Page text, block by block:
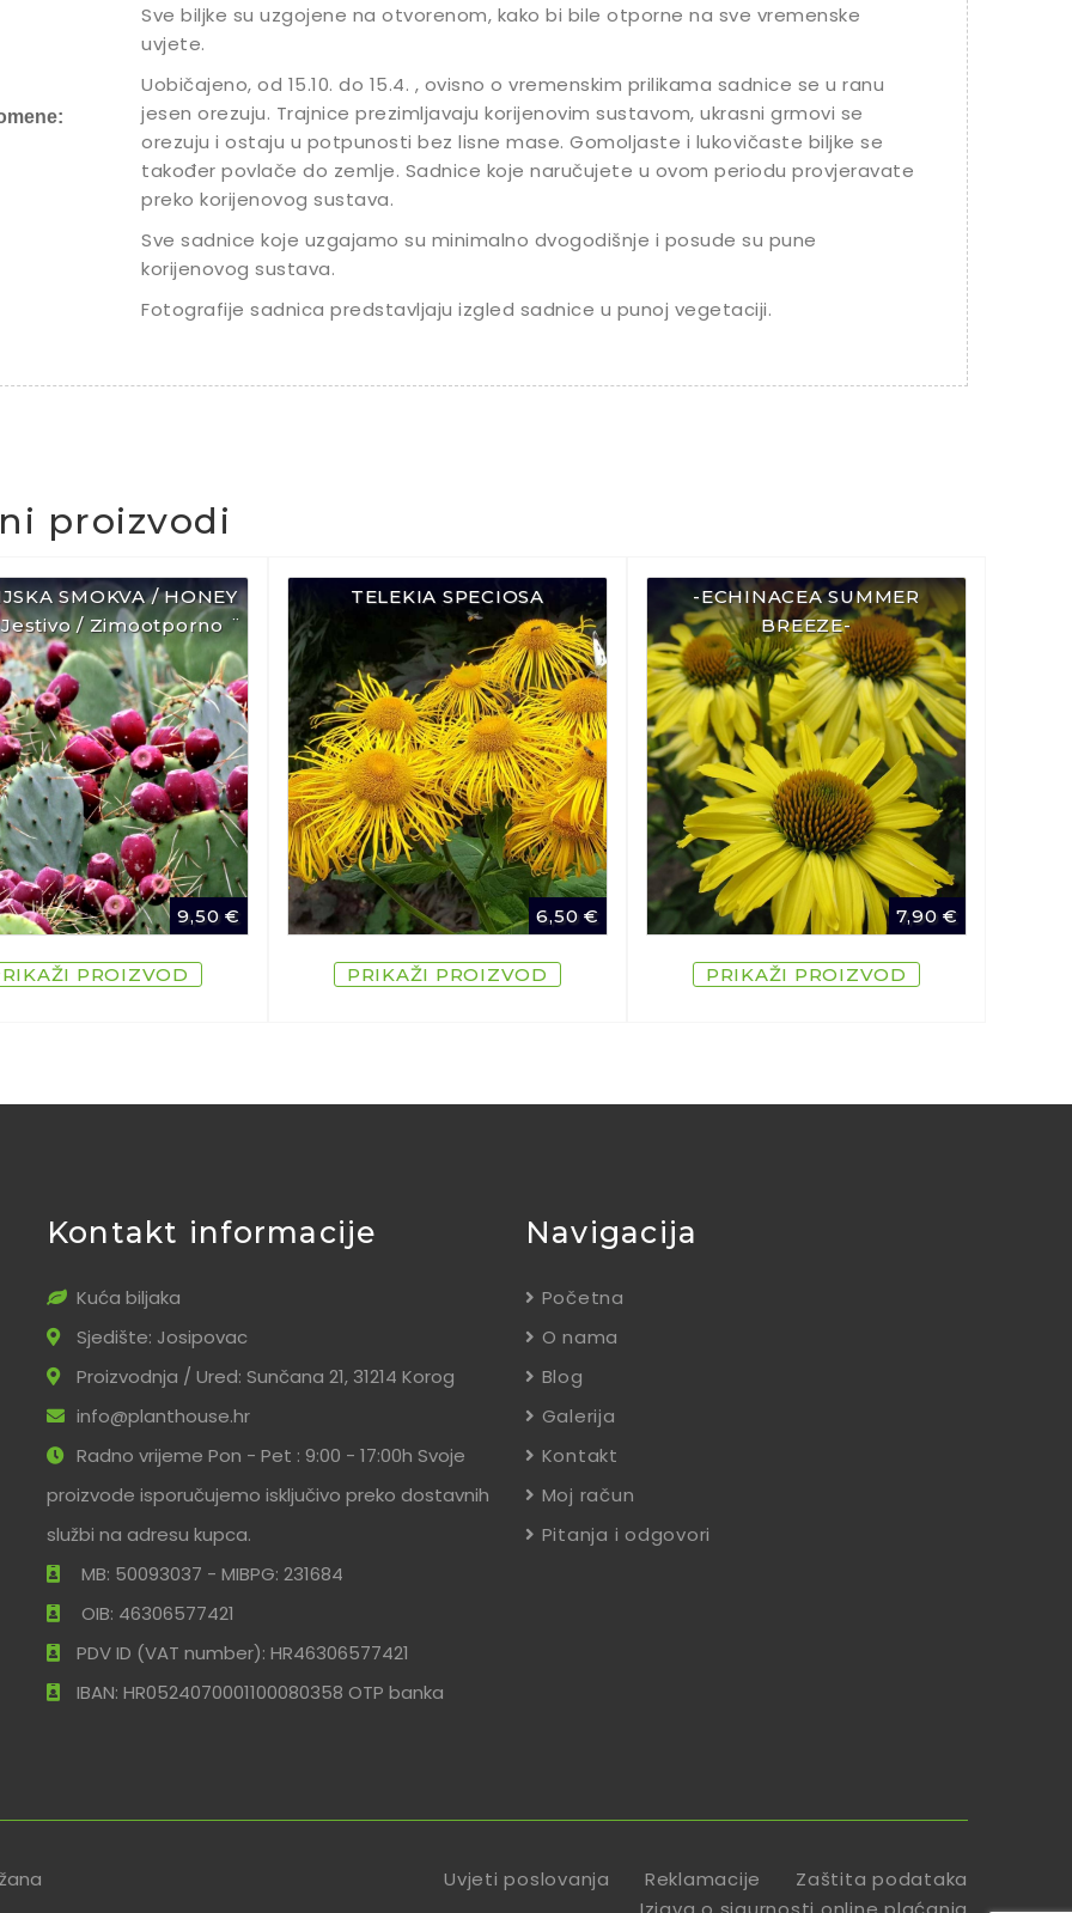
Sve biljke su uzgojene na otvorenom, kako bi bile otporne na sve vremenske
uvjete.
Uobičajeno, od 15.10. do 15.4. , ovisno o vremenskim prilikama sadnice se u ranu
jesen orezuju. Trajnice prezimljavaju korijenovim sustavom, ukrasni grmovi se
orezuju i ostaju u potpunosti bez lisne mase. Gomoljaste i lukovičaste biljke se
također povlače do zemlje. Sadnice koje naručujete u ovom periodu provjeravate
preko korijenovog sustava.
Sve sadnice koje uzgajamo su minimalno dvogodišnje i posude su pune
korijenovog sustava.
Fotografije sadnica predstavljaju izgled sadnice u punoj vegetaciji.
proizvodi
SMOKVA / HONEY
Jestivo / Zimootporno ¨
9,50€
PROIZVOD
TELEKIA SPECIOSA
6,50€
PRIKAŽI PROIZVOD
-ECHINACEA SUMMER
BREEZE-
7,90€
PRIKAŽI PROIZVOD
Kontakt informacije
Kuća biljaka
Sjedište: Josipovac
Proizvodnja / Ured: Sunčana 21, 31214 Korog
info@planthouse.hr
Radno vrijeme Pon - Pet : 9:00 - 17:00h Svoje
proizvode isporučujemo isključivo preko dostavnih
službi na adresu kupca.
MB: 50093037 - MIBPG: 231684
OIB: 46306577421
PDV ID (VAT number): HR46306577421
IBAN: HR0524070001100080358 OTP banka
Navigacija
Početna
O nama
Blog
Galerija
Kontakt
Moj račun
Pitanja i odgovori
Uvjeti poslovanja Reklamacije
Zaštita podataka